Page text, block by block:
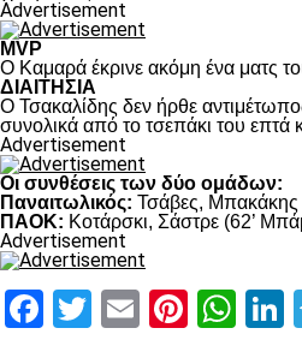
Advertisement
MVP
Ο Καμαρά έκρινε ακόμη ένα ματς
ΔΙΑΙΤΗΣΙΑ
Ο Τσακαλίδης δεν ήρθε
συνολικά από το τσεπάκι του επτά
Advertisement
Οι συνθέσεις των δύο ομάδων:
Παναιτωλικός: Τσάβες, Μπακάκης
ΠΑΟΚ: Κοτάρσκι, Σάστρε (62’
Advertisement
Facebook
Twitter
Email